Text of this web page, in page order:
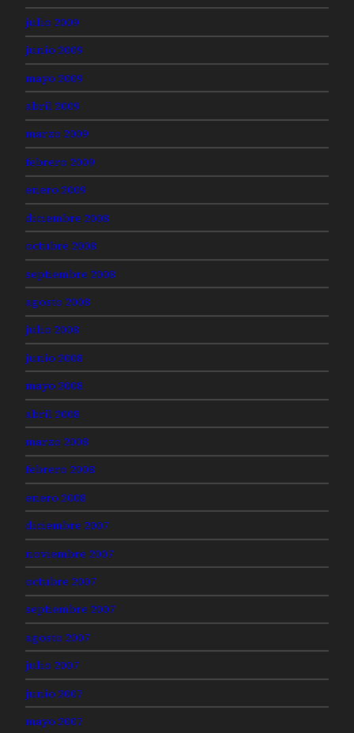
julio 2009
junio 2009
mayo 2009
abril 2009
marzo 2009
febrero 2009
enero 2009
diciembre 2008
octubre 2008
septiembre 2008
agosto 2008
julio 2008
junio 2008
mayo 2008
abril 2008
marzo 2008
febrero 2008
enero 2008
diciembre 2007
noviembre 2007
octubre 2007
septiembre 2007
agosto 2007
julio 2007
junio 2007
mayo 2007